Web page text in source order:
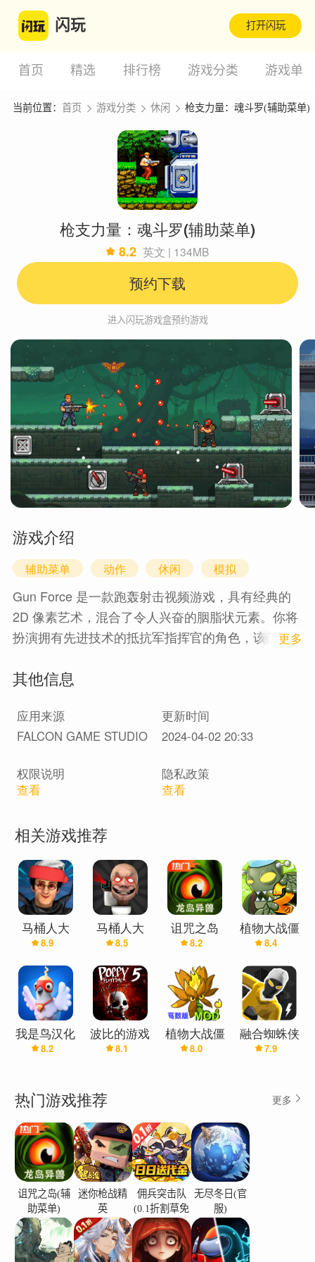
闪玩 打开闪玩
首页 精选 排行榜 游戏分类 游戏单
当前位置： 首页 游戏分类 休闲 枪支力量：魂斗罗(辅助菜单)
枪支力量：魂斗罗(辅助菜单)
8.2 英文 | 134MB
预约下载
进入闪玩游戏盒预约游戏
游戏介绍
辅助菜单 动作 休闲 模拟
Gun Force 是一款跑轰射击视频游戏，具有经典的
2D 像素艺术，混合了令人兴奋的胭脂状元素。你将
扮演拥有先进技术的抵抗军指挥官的角色，该部队
组织军团。击落路上的任何敌人，从生物技术士兵
着你。
极其简单直观的控制；超级流畅和令人愉快的传统
一个令人兴奋的故事供您欣赏。在此过程中，您将
招募强大而独特的新英雄加入部队，并命令他们与
功能
⭐ 高分辨率像素艺术和精美效果
游戏中动态 2D 高分辨率像素艺术与具有迷人背景和
效果的实时 2D 艺术角色演示相结合。
⭐随机和独特的技能
每个英雄都拥有独特而强大的技能，你可以利用这
些技能在战斗中获得优势，并在游戏中获得不同的
特权，在每次开始新任务时创造独特的体验。
⭐ 实时战斗
令人兴奋的 run'n'gun 实时战斗与胭脂类元素相结
⭐ 充满活力的英雄和团队建设
招募新英雄，升级名册，升级设备和车辆以建立团
队。在面对强大的军团军队之前做好充分准备。
⭐ 通过故事探索不同的大陆
穿越各大洲，探索拥有森林、雪区、沙漠、火山活
动区等美丽景观的广阔世界。体验这个故事，帮助
那些英雄拯救世界。
1 更多
其他信息
应用来源
更新时间
FALCON GAME STUDIO
2024-04-02 20:33
权限说明
查看
隐私政策
查看
相关游戏推荐
马桶人大
战:开放世
界(辅助菜
单)
8.9
马桶人大
战:开放世
界万圣节版
(辅助菜单)
8.5
诅咒之岛
(辅助菜单)
8.2
植物大战僵
尸2(辅助菜
单)
8.4
我是鸟汉化
兼容版(辅
8.2
波比的游戏
时间第五章
8.1
植物大战僵
尸融合版
8.0
融合蜘蛛侠
汉化版(辅
7.9
热门游戏推荐 更多
诅咒之岛(辅
助菜单)
迷你枪战精
英
佣兵突击队
(0.1折割草免
费版)
无尽冬日(官
服)